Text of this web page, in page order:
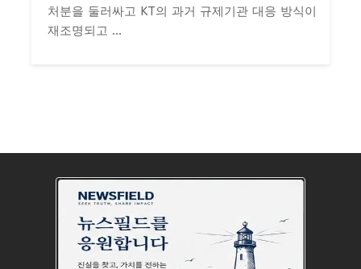
처분을 둘러싸고 KT의 과거 규제기관 대응 방식이
재조명되고 ...